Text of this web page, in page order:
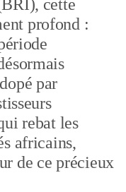
cette
profond :
par
rebat les
africains,
de ce précieux